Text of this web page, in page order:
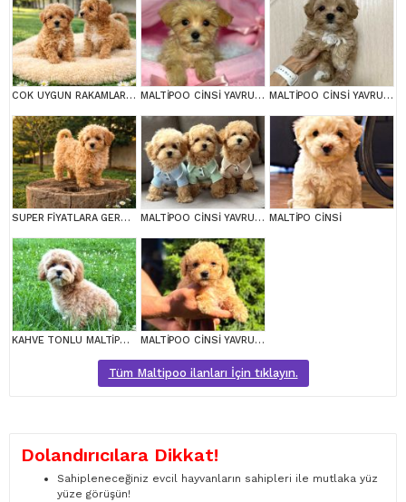
COK UYGUN RAKAMLARA GERÇEK MALTİPOO YAVRULAR MALTİPOO CİNSİ YAVRULAR EV ÜRETİMİ MALTİPOO CİNSİ YAVRULAR EV ÜRETİMİ
SUPER FİYATLARA GERÇEK MALTİPOO YAVRULAR MALTİPOO CİNSİ YAVRULAR EV ÜRETİMİ MALTİPO CİNSİ
KAHVE TONLU MALTİPOO CİNSİ YAVRULAR MALTİPOO CİNSİ YAVRULAR EV ÜRETİMİ
Tüm Maltipoo ilanları İçin tıklayın.
Dolandırıcılara Dikkat!
Sahipleneceğiniz evcil hayvanların sahipleri ile mutlaka yüz
yüze görüşün!